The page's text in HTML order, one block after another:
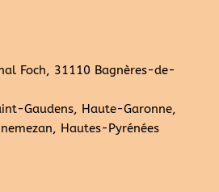
Foch, 31110 Bagnères-de-
Gaudens, Haute-Garonne,
Hautes-Pyrénées